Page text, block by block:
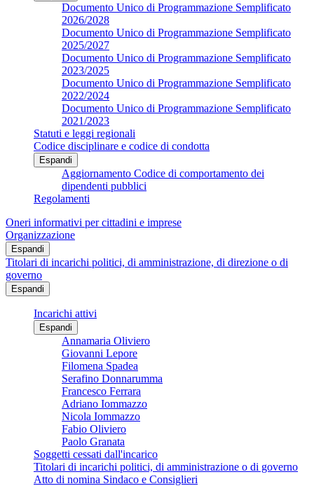
Documento Unico di Programmazione Semplificato
2026/2028
Documento Unico di Programmazione Semplificato
2025/2027
Documento Unico di Programmazione Semplificato
2023/2025
Documento Unico di Programmazione Semplificato
2022/2024
Documento Unico di Programmazione Semplificato
2021/2023
Statuti e leggi regionali
Codice disciplinare e codice di condotta
Espandi
Aggiornamento Codice di comportamento dei
dipendenti pubblici
Regolamenti
Oneri informativi per cittadini e imprese
Organizzazione
Espandi
Titolari di incarichi politici, di amministrazione, di direzione o di
governo
Espandi
Incarichi attivi
Espandi
Annamaria Oliviero
Giovanni Lepore
Filomena Spadea
Serafino Donnarumma
Francesco Ferrara
Adriano Iommazzo
Nicola Iommazzo
Fabio Oliviero
Paolo Granata
Soggetti cessati dall'incarico
Titolari di incarichi politici, di amministrazione o di governo
Atto di nomina Sindaco e Consiglieri